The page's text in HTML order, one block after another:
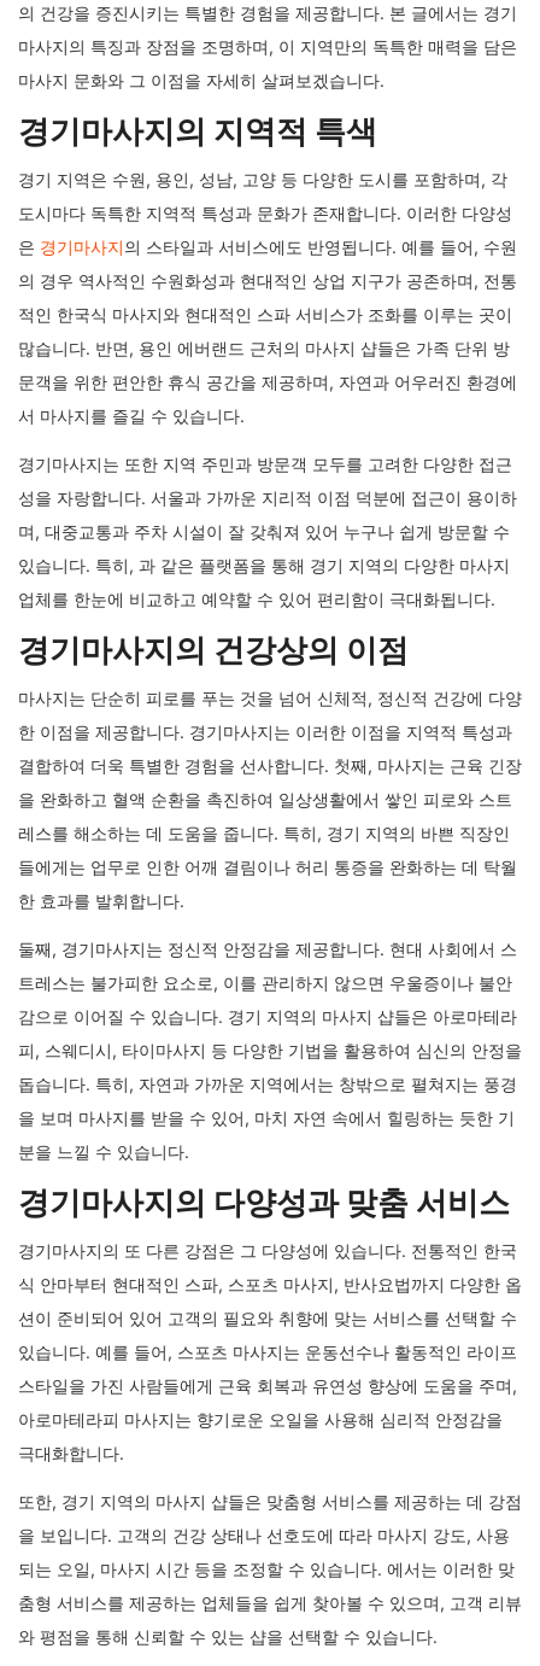
의 건강을 증진시키는 특별한 경험을 제공합니다. 본 글에서는 경기
마사지의 특징과 장점을 조명하며, 이 지역만의 독특한 매력을 담은
마사지 문화와 그 이점을 자세히 살펴보겠습니다.
경기마사지의 지역적 특색
경기 지역은 수원, 용인, 성남, 고양 등 다양한 도시를 포함하며, 각
도시마다 독특한 지역적 특성과 문화가 존재합니다. 이러한 다양성
은 경기마사지의 스타일과 서비스에도 반영됩니다. 예를 들어, 수원
의 경우 역사적인 수원화성과 현대적인 상업 지구가 공존하며, 전통
적인 한국식 마사지와 현대적인 스파 서비스가 조화를 이루는 곳이
많습니다. 반면, 용인 에버랜드 근처의 마사지 샵들은 가족 단위 방
문객을 위한 편안한 휴식 공간을 제공하며, 자연과 어우러진 환경에
서 마사지를 즐길 수 있습니다.
경기마사지는 또한 지역 주민과 방문객 모두를 고려한 다양한 접근
성을 자랑합니다. 서울과 가까운 지리적 이점 덕분에 접근이 용이하
며, 대중교통과 주차 시설이 잘 갖춰져 있어 누구나 쉽게 방문할 수
있습니다. 특히, 과 같은 플랫폼을 통해 경기 지역의 다양한 마사지
업체를 한눈에 비교하고 예약할 수 있어 편리함이 극대화됩니다.
경기마사지의 건강상의 이점
마사지는 단순히 피로를 푸는 것을 넘어 신체적, 정신적 건강에 다양
한 이점을 제공합니다. 경기마사지는 이러한 이점을 지역적 특성과
결합하여 더욱 특별한 경험을 선사합니다. 첫째, 마사지는 근육 긴장
을 완화하고 혈액 순환을 촉진하여 일상생활에서 쌓인 피로와 스트
레스를 해소하는 데 도움을 줍니다. 특히, 경기 지역의 바쁜 직장인
들에게는 업무로 인한 어깨 결림이나 허리 통증을 완화하는 데 탁월
한 효과를 발휘합니다.
둘째, 경기마사지는 정신적 안정감을 제공합니다. 현대 사회에서 스
트레스는 불가피한 요소로, 이를 관리하지 않으면 우울증이나 불안
감으로 이어질 수 있습니다. 경기 지역의 마사지 샵들은 아로마테라
피, 스웨디시, 타이마사지 등 다양한 기법을 활용하여 심신의 안정을
돕습니다. 특히, 자연과 가까운 지역에서는 창밖으로 펼쳐지는 풍경
을 보며 마사지를 받을 수 있어, 마치 자연 속에서 힐링하는 듯한 기
분을 느낄 수 있습니다.
경기마사지의 다양성과 맞춤 서비스
경기마사지의 또 다른 강점은 그 다양성에 있습니다. 전통적인 한국
식 안마부터 현대적인 스파, 스포츠 마사지, 반사요법까지 다양한 옵
션이 준비되어 있어 고객의 필요와 취향에 맞는 서비스를 선택할 수
있습니다. 예를 들어, 스포츠 마사지는 운동선수나 활동적인 라이프
스타일을 가진 사람들에게 근육 회복과 유연성 향상에 도움을 주며,
아로마테라피 마사지는 향기로운 오일을 사용해 심리적 안정감을
극대화합니다.
또한, 경기 지역의 마사지 샵들은 맞춤형 서비스를 제공하는 데 강점
을 보입니다. 고객의 건강 상태나 선호도에 따라 마사지 강도, 사용
되는 오일, 마사지 시간 등을 조정할 수 있습니다. 에서는 이러한 맞
춤형 서비스를 제공하는 업체들을 쉽게 찾아볼 수 있으며, 고객 리뷰
와 평점을 통해 신뢰할 수 있는 샵을 선택할 수 있습니다.